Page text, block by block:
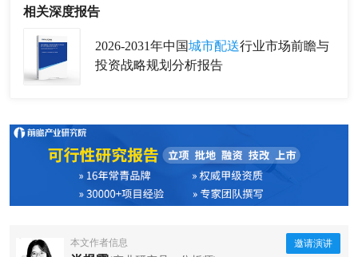
相关深度报告
2026-2031年中国城市配送行业市场前瞻与
投资战略规划分析报告
本文作者信息 邀请演讲